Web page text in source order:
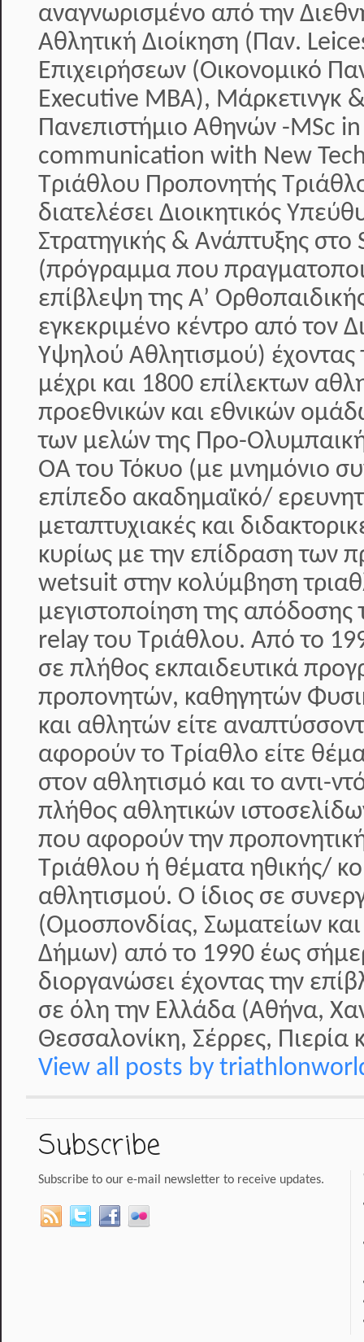
αναγνωρισμένο από την
Αθλητική Διοίκηση (Παν.
Επιχειρήσεων (Οικονομικό
Executive MBA), Μάρκετινγκ
Πανεπιστήμιο Αθηνών -MSc
communication with New
Τριάθλου Προπονητής
διατελέσει Διοικητικός
Στρατηγικής & Ανάπτυξης
(πρόγραμμα που
επίβλεψη της Α’
εγκεκριμένο κέντρο από τον
Υψηλού Αθλητισμού) έχοντας
μέχρι και 1800 επίλεκτων
προεθνικών και εθνικών
των μελών της Προ-
ΟΑ του Τόκυο (με μνημόνιο
επίπεδο ακαδημαϊκό/
μεταπτυχιακές και
κυρίως με την επίδραση των
wetsuit στην κολύμβηση
μεγιστοποίηση της
relay του Τριάθλου. Από το
σε πλήθος εκπαιδευτικά
προπονητών, καθηγητών
και αθλητών είτε
αφορούν το Τρίαθλο είτε
στον αθλητισμό και το αντι-
πλήθος αθλητικών
που αφορούν την
Τριάθλου ή θέματα ηθικής/
αθλητισμού. Ο ίδιος σε
(Ομοσπονδίας, Σωματείων
Δήμων) από το 1990 έως
διοργανώσει έχοντας την
σε όλη την Ελλάδα (Αθήνα,
Θεσσαλονίκη, Σέρρες, Πιερία
View all posts by
Subscribe
Subscribe to our e-mail newsletter to receive updates.